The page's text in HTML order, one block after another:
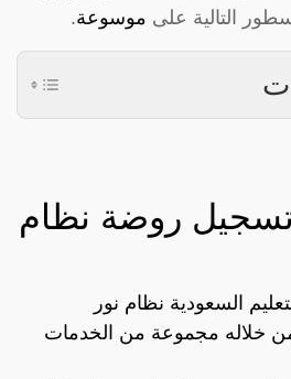
التالية على موسوعة.
روضة نظام
السعودية نظام نور
من خلاله مجموعة من الخدمات